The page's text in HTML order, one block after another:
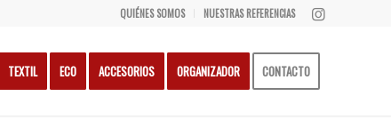
QUIÉNES SOMOS NUESTRAS REFERENCIAS
TEXTIL ECO ACCESORIOS ORGANIZADOR CONTACTO